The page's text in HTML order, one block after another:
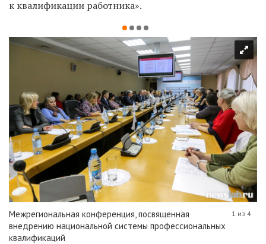
к квалификации работника».
Межрегиональная конференция, посвященная
внедрению национальной системы профессиональных
квалификаций
1 из 4